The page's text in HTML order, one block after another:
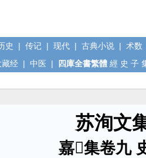
史 | 传记 | 现代 | 古典小说 | 术数
藏经 | 中医 | 四庫全書繁體 經 史 子
苏洵文
嘉集卷九